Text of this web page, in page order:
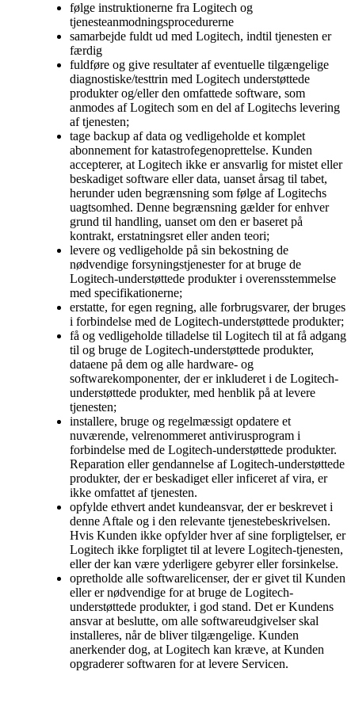
følge instruktionerne fra Logitech og
tjenesteanmodningsprocedurerne
samarbejde fuldt ud med Logitech, indtil tjenesten er
færdig
fuldføre og give resultater af eventuelle tilgængelige
diagnostiske/testtrin med Logitech understøttede
produkter og/eller den omfattede software, som
anmodes af Logitech som en del af Logitechs levering
af tjenesten;
tage backup af data og vedligeholde et komplet
abonnement for katastrofegenoprettelse. Kunden
accepterer, at Logitech ikke er ansvarlig for mistet eller
beskadiget software eller data, uanset årsag til tabet,
herunder uden begrænsning som følge af Logitechs
uagtsomhed. Denne begrænsning gælder for enhver
grund til handling, uanset om den er baseret på
kontrakt, erstatningsret eller anden teori;
levere og vedligeholde på sin bekostning de
nødvendige forsyningstjenester for at bruge de
Logitech-understøttede produkter i overensstemmelse
med specifikationerne;
erstatte, for egen regning, alle forbrugsvarer, der bruges
i forbindelse med de Logitech-understøttede produkter;
få og vedligeholde tilladelse til Logitech til at få adgang
til og bruge de Logitech-understøttede produkter,
dataene på dem og alle hardware- og
softwarekomponenter, der er inkluderet i de Logitech-
understøttede produkter, med henblik på at levere
tjenesten;
installere, bruge og regelmæssigt opdatere et
nuværende, velrenommeret antivirusprogram i
forbindelse med de Logitech-understøttede produkter.
Reparation eller gendannelse af Logitech-understøttede
produkter, der er beskadiget eller inficeret af vira, er
ikke omfattet af tjenesten.
opfylde ethvert andet kundeansvar, der er beskrevet i
denne Aftale og i den relevante tjenestebeskrivelsen.
Hvis Kunden ikke opfylder hver af sine forpligtelser, er
Logitech ikke forpligtet til at levere Logitech-tjenesten,
eller der kan være yderligere gebyrer eller forsinkelse.
opretholde alle softwarelicenser, der er givet til Kunden
eller er nødvendige for at bruge de Logitech-
understøttede produkter, i god stand. Det er Kundens
ansvar at beslutte, om alle softwareudgivelser skal
installeres, når de bliver tilgængelige. Kunden
anerkender dog, at Logitech kan kræve, at Kunden
opgraderer softwaren for at levere Servicen.